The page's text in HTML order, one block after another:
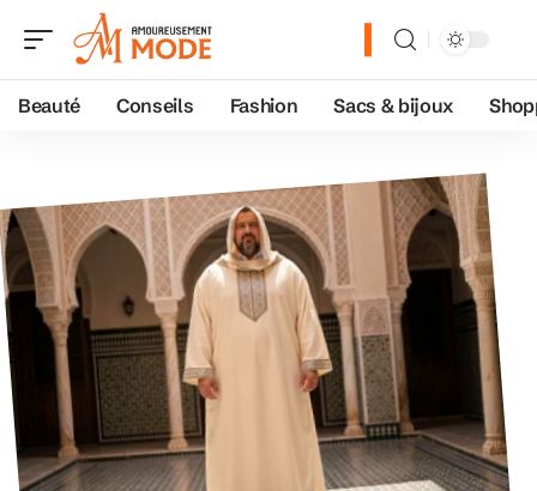
Beauté Conseils Fashion Sacs & bijoux